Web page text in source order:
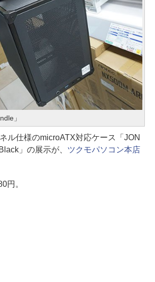
」
ル仕様のmicroATX対応ケース「JON
」の展示が、 ツクモパソコン本店
円。